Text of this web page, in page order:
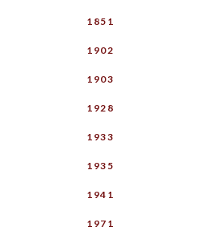
1851
1902
1903
1928
1933
1935
1941
1971